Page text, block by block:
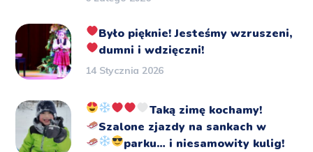
Było pięknie!Jesteśmy wzruszeni,
dumni i wdzięczni!
14 Stycznia 2026
Taką zimę kochamy!
Szalone zjazdy na sankach w
parku… i niesamowity kulig!